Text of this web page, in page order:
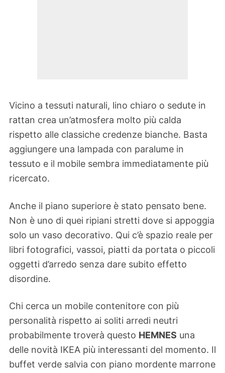
Vicino a tessuti naturali, lino chiaro o sedute in
rattan crea un’atmosfera molto più calda
rispetto alle classiche credenze bianche. Basta
aggiungere una lampada con paralume in
tessuto e il mobile sembra immediatamente più
ricercato.
Anche il piano superiore è stato pensato bene.
Non è uno di quei ripiani stretti dove si appoggia
solo un vaso decorativo. Qui c’è spazio reale per
libri fotografici, vassoi, piatti da portata o piccoli
oggetti d’arredo senza dare subito effetto
disordine.
Chi cerca un mobile contenitore con più
personalità rispetto ai soliti arredi neutri
probabilmente troverà questo HEMNES una
delle novità IKEA più interessanti del momento. Il
buffet verde salvia con piano mordente marrone